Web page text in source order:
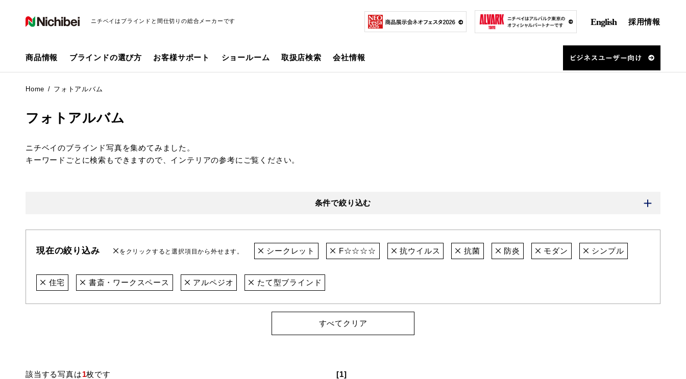
ニチベイはブラインドと間仕切りの総合メーカーです English 採用情報
商品情報 ブラインドの選び方 お客様サポート ショールーム 取扱店検索 会社情報
Home フォトアルバム
フォトアルバム
ニチベイのブラインド写真を集めてみました。
キーワードごとに検索もできますので、インテリアの参考にご覧ください。
条件で絞り込む
現在の絞り込み をクリックすると選択項目から外せます。 シークレット F☆☆☆☆ 抗ウイルス 抗菌 防炎 モダン シンプル
住宅 書斎・ワークスペース アルペジオ たて型ブラインド
すべてクリア
該当する写真は1枚です [1]